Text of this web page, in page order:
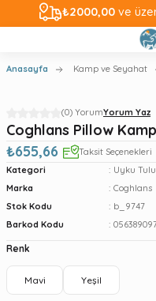
₺2000,00 ve
Anasayfa Kamp ve Seyahat
(0) YorumYorum Yaz
Coghlans Pillow Kamp
₺655,66
Taksit Seçenekleri
Kategori
Uyku
Marka
Coghlans
Stok Kodu
b_9747
Barkod Kodu
Renk
Mavi Yeşil